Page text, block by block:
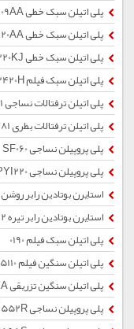
پلی اتیلن سبک خطی 0209AA
پلی اتیلن سبک خطی 0220AA
پلی اتیلن سبک خطی 0220KJ
پلی اتیلن سبک فیلم 2420H
پلی اتیلن ترفتالات نساجی TG641
پلی اتیلن ترفتالات بطری BG781
پلی پروپیلن نساجی SF060
پلی پروپیلن نساجی PYI220
استایرن بوتادین رابر روشن 1502
استایرن بوتادین رابر تیره 1712
پلی اتیلن سبک فیلم 0190
پلی اتیلن سنگین فیلم HF5110
پلی اتیلن سنگین تزریقی 5620EA
پلی پروپیلن نساجی HP552R